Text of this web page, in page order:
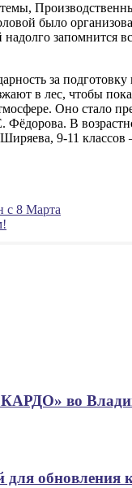
было
запомнится
за
в лес, чтобы
Оно стало
Фёдорова. В
9-11
с 8 Марта
во
обновления